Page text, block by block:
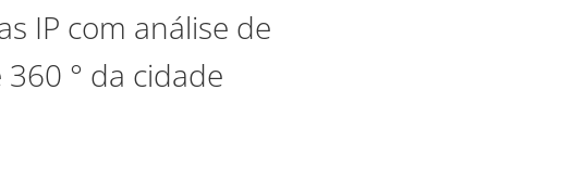
IP com análise de
° da cidade